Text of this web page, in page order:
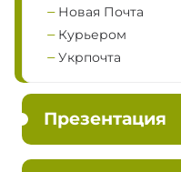
Новая Почта
Курьером
Укрпочта
Презентация